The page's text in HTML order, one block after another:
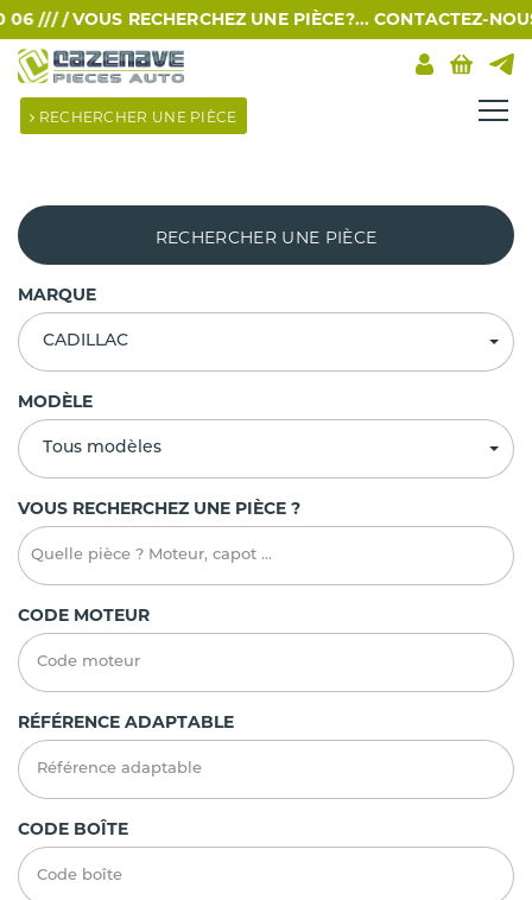
06 /// / VOUS RECHERCHEZ UNE PIÈCE?... CONTACTEZ-
RECHERCHER UNE PIÈCE
RECHERCHER UNE PIÈCE
MARQUE
CADILLAC
MODÈLE
Tous modèles
VOUS RECHERCHEZ UNE PIÈCE ?
CODE MOTEUR
RÉFÉRENCE ADAPTABLE
CODE BOÎTE